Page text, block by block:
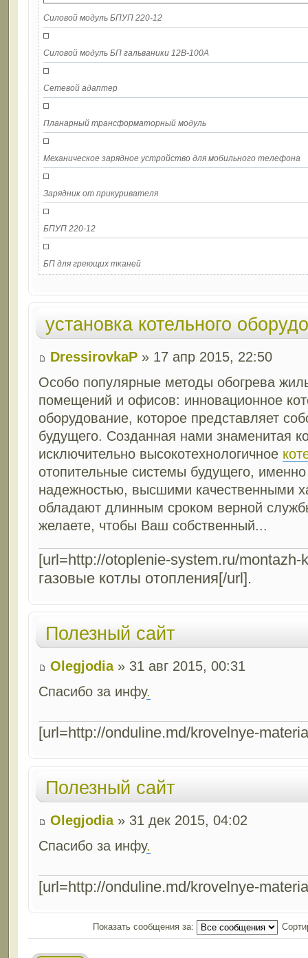
Силовой модуль БПУП 220-12
Силовой модуль БП гальваники 12В-100А
Сетевой адаптер
Планарный трансформаторный модуль
Механическое зарядное устройство для мобильного телефона
Зарядник от прикуривателя
БПУП 220-12
БП для греющих тканей
установка котельного
DressirovkaP» 17 апр 2015, 22:50
Особо популярные методы обогрева
помещений и офисов: инновационное
оборудование, которое представляет
будущего. Созданная нами знаменитая
исключительно высокотехнологичное
отопительные системы будущего,
надежностью, высшими качественными
обладают длинным сроком верной
желаете, чтобы Ваш собственный...
[url=http://otoplenie-system.ru/
газовые котлы отопления[/url].
Полезный сайт
Olegjodia» 31 авг 2015, 00:31
Спасибо за инфу.
[url=http://onduline.md/krovelnye-
Полезный сайт
Olegjodia» 31 дек 2015, 04:02
Спасибо за инфу.
[url=http://onduline.md/krovelnye-
Показать сообщения за: